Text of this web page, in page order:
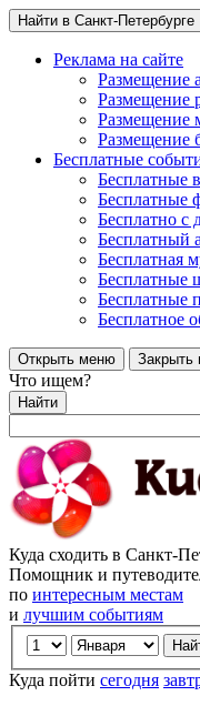
Найти в Санкт-Петербурге
Реклама на сайте
Размещение
Размещение
Размещение
Размещение
Бесплатные
Бесплатные
Бесплатные
Бесплатно с
Бесплатный
Бесплатная
Бесплатные
Бесплатные
Бесплатное
Открыть меню Закрыть
Что ищем?
Найти
Куда сходить в Санкт-
Помощник и
по интересным местам
и лучшим событиям
Куда пойти сегодня